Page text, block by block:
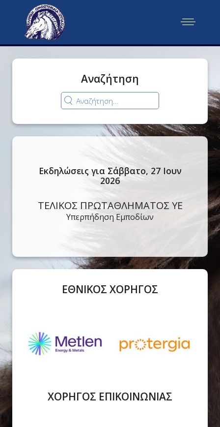
Αναζήτηση
Εκδηλώσεις για Σάββατο, 27 Ιουν
2026
ΤΕΛΙΚΟΣ ΠΡΩΤΑΘΛΗΜΑΤΟΣ ΥΕ
Υπερπήδηση Εμποδίων
ΕΘΝΙΚΟΣ ΧΟΡΗΓΟΣ
ΧΟΡΗΓΟΣ ΕΠΙΚΟΙΝΩΝΙΑΣ